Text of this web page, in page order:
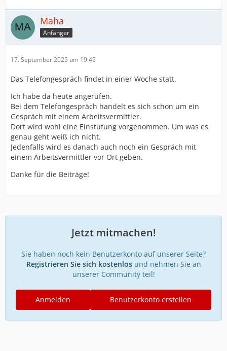
Maha
Anfänger
17. September 2025 um 19:45
Das Telefongespräch findet in einer Woche statt.
Ich habe da heute angerufen.
Bei dem Telefongespräch handelt es sich schon um ein
Gespräch mit einem Arbeitsvermittler.
Dort wird wohl eine Einstufung vorgenommen. Um was es
genau geht weiß ich nicht.
Jedenfalls wird es danach auch noch ein Gespräch mit
einem Arbeitsvermittler vor Ort geben.
Danke für die Beiträge!
Jetzt mitmachen!
Sie haben noch kein Benutzerkonto auf unserer Seite?
Registrieren Sie sich kostenlosund nehmen Sie an
unserer Community teil!
Benutzerkonto erstellen
Anmelden